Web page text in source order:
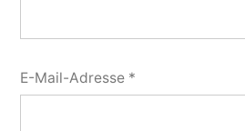
E-Mail-Adresse *